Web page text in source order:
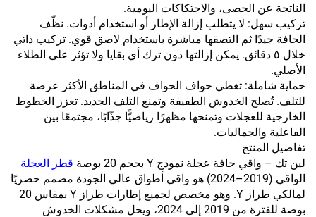
الناتجة عن الحصى، والاحتكاكات اليومية.
تركيب سهل: لا يتطلب إزالة الإطار أو استخدام أدوات. نظّف
الحافة جيدًا ثم التصقها مباشرة باستخدام لاصق قوي. تركيب ذاتي
خلال ٥ دقائق. يمكن إزالتها دون ترك أي بقايا ولا تؤثر على الطلاء
الأصلي.
حماية شاملة: تغطي حواف الحواف في المناطق الأكثر عرضة
للتلف. تُصلح الخدوش الطفيفة وتمنع التلف الجديد. تعزز الخطوط
الخارجية للعجلات وتمنحها مظهرًا رياضيًّا جذّابًا، مجتمعًا بين
الفاعلية والجماليات.
تفاصيل المنتج
لين تك – واقي حافة عجلة نموذج Y بحجم 20 بوصة
قطر العجلة
الواقي (2019–2024) هو واقي أطواق عالي الجودة مصمم حصريًا
لمالكي طراز Y. وهو مخصص لجميع إطارات طراز Y بمقاس 20
بوصة للفترة من 2019 إلى 2024، ويحل مشكلات الخدوش